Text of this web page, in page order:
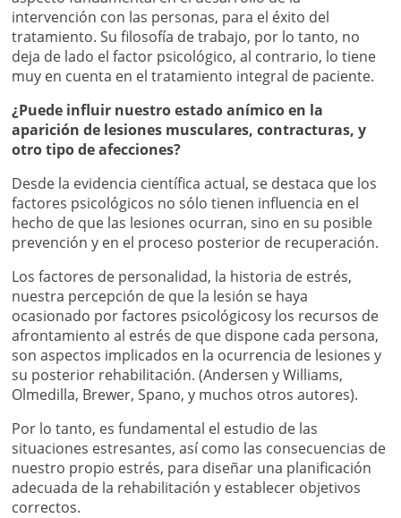
intervención con las personas, para el éxito del
tratamiento. Su filosofía de trabajo, por lo tanto, no
deja de lado el factor psicológico, al contrario, lo tiene
muy en cuenta en el tratamiento integral de paciente.
¿Puede influir nuestro estado anímico en la
aparición de lesiones musculares, contracturas, y
otro tipo de afecciones?
Desde la evidencia científica actual, se destaca que los
factores psicológicos no sólo tienen influencia en el
hecho de que las lesiones ocurran, sino en su posible
prevención y en el proceso posterior de recuperación.
Los factores de personalidad, la historia de estrés,
nuestra percepción de que la lesión se haya
ocasionado por factores psicológicosy los recursos de
afrontamiento al estrés de que dispone cada persona,
son aspectos implicados en la ocurrencia de lesiones y
su posterior rehabilitación. (Andersen y Williams,
Olmedilla, Brewer, Spano, y muchos otros autores).
Por lo tanto, es fundamental el estudio de las
situaciones estresantes, así como las consecuencias de
nuestro propio estrés, para diseñar una planificación
adecuada de la rehabilitación y establecer objetivos
correctos.